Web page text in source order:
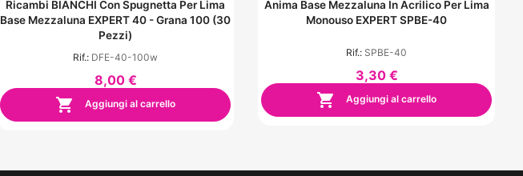
Ricambi BIANCHI Con Spugnetta Per Lima
Base Mezzaluna EXPERT 40 - Grana 100 (30
Pezzi)
Rif.: DFE-40-100w
8,00 €
 Aggiungi al carrello
Anima Base Mezzaluna In Acrilico Per Lima
Monouso EXPERT SPBE-40
Rif.: SPBE-40
3,30 €
 Aggiungi al carrello